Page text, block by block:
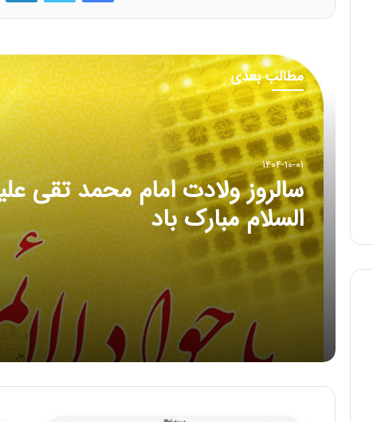
مطالب بعدی
۱۴۰۴-۰۹-۱۳
سالروز وفات حضرت ام البنین
گرامی حضرت عباس (علیه
تسلیت باد